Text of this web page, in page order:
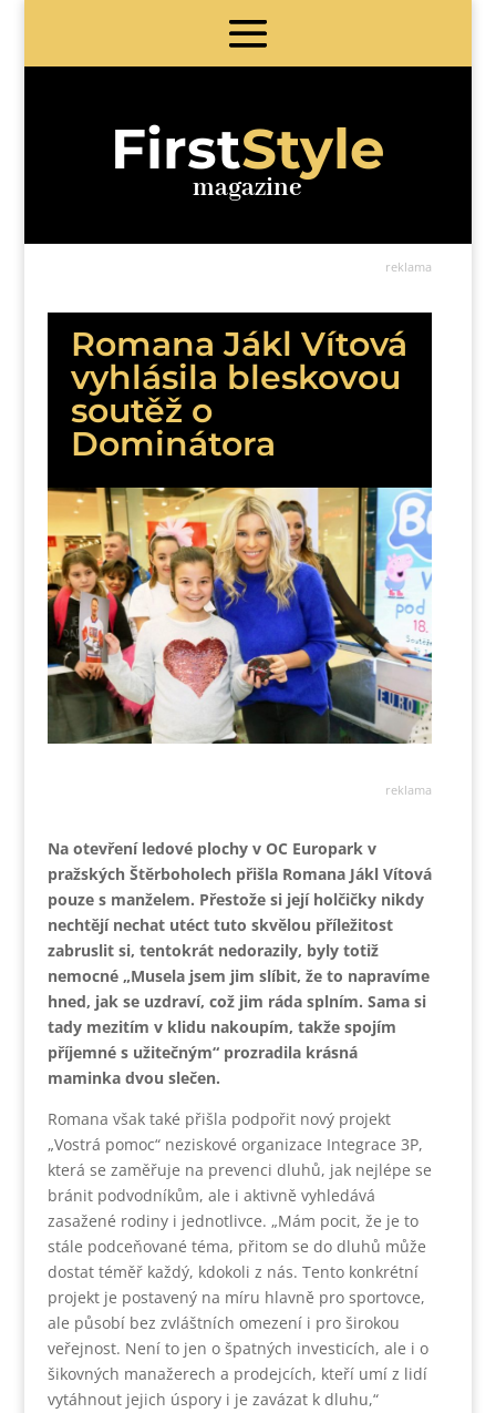
FirstStyle
magazine
reklama
Romana Jákl Vítová
vyhlásila bleskovou
soutěž o
Dominátora
reklama
Na otevření ledové plochy v OC Europark v
pražských Štěrboholech přišla Romana Jákl Vítová
pouze s manželem. Přestože si její holčičky nikdy
nechtějí nechat utéct tuto skvělou příležitost
zabruslit si, tentokrát nedorazily, byly totiž
nemocné „Musela jsem jim slíbit, že to napravíme
hned, jak se uzdraví, což jim ráda splním. Sama si
tady mezitím v klidu nakoupím, takže spojím
příjemné s užitečným“ prozradila krásná
maminka dvou slečen.
Romana však také přišla podpořit nový projekt
„Vostrá pomoc“ neziskové organizace Integrace 3P,
která se zaměřuje na prevenci dluhů, jak nejlépe se
bránit podvodníkům, ale i aktivně vyhledává
zasažené rodiny i jednotlivce. „Mám pocit, že je to
stále podceňované téma, přitom se do dluhů může
dostat téměř každý, kdokoli z nás. Tento konkrétní
projekt je postavený na míru hlavně pro sportovce,
ale působí bez zvláštních omezení i pro širokou
veřejnost. Není to jen o špatných investicích, ale i o
šikovných manažerech a prodejcích, kteří umí z lidí
vytáhnout jejich úspory i je zavázat k dluhu,“